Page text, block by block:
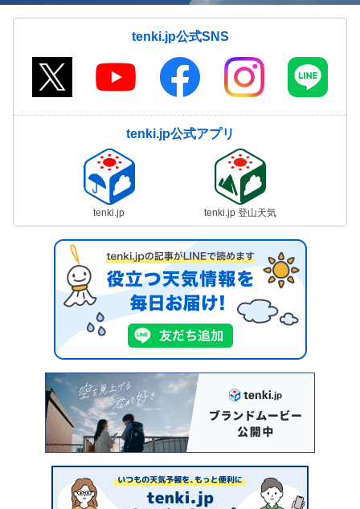
tenki.jp公式SNS
tenki.jp公式アプリ
tenki.jp tenki.jp 登山天気